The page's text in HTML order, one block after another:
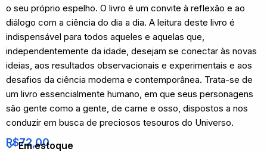
o seu próprio espelho. O livro é um convite à reflexão e ao
diálogo com a ciência do dia a dia. A leitura deste livro é
indispensável para todos aqueles e aquelas que,
independentemente da idade, desejam se conectar às novas
ideias, aos resultados observacionais e experimentais e aos
desafios da ciência moderna e contemporânea. Trata-se de
um livro essencialmente humano, em que seus personagens
são gente como a gente, de carne e osso, dispostos a nos
conduzir em busca de preciosos tesouros do Universo.
R$72,00
Em estoque